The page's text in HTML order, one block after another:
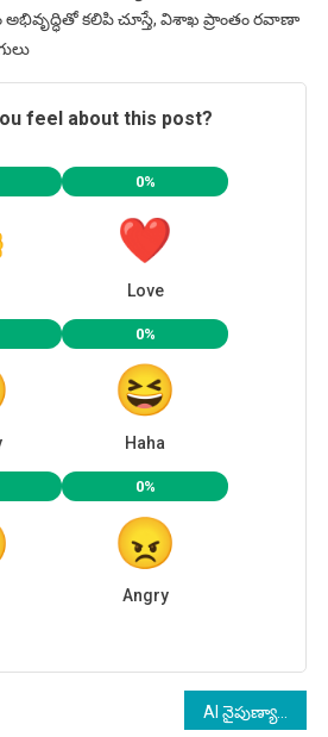
కలిపి చూస్తే, విశాఖ ప్రాంతం రవాణా
feel about this post?
0%
Love
0%
Haha
0%
Angry